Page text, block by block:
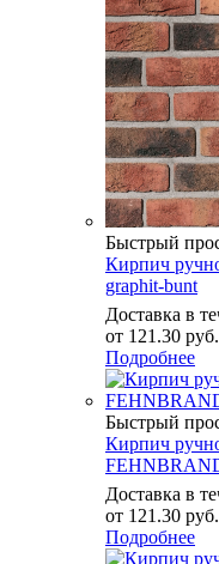
Быстрый
Кирпич
graphit-bunt
Доставка в
от 121.30 руб.
Подробнее
Быстрый
Кирпич
Доставка в
от 121.30 руб.
Подробнее